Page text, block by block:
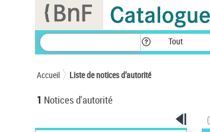
Tout
Accueil Liste de notices d’autorité
1 Notices d'autorité
Panneau de gestion des cookies